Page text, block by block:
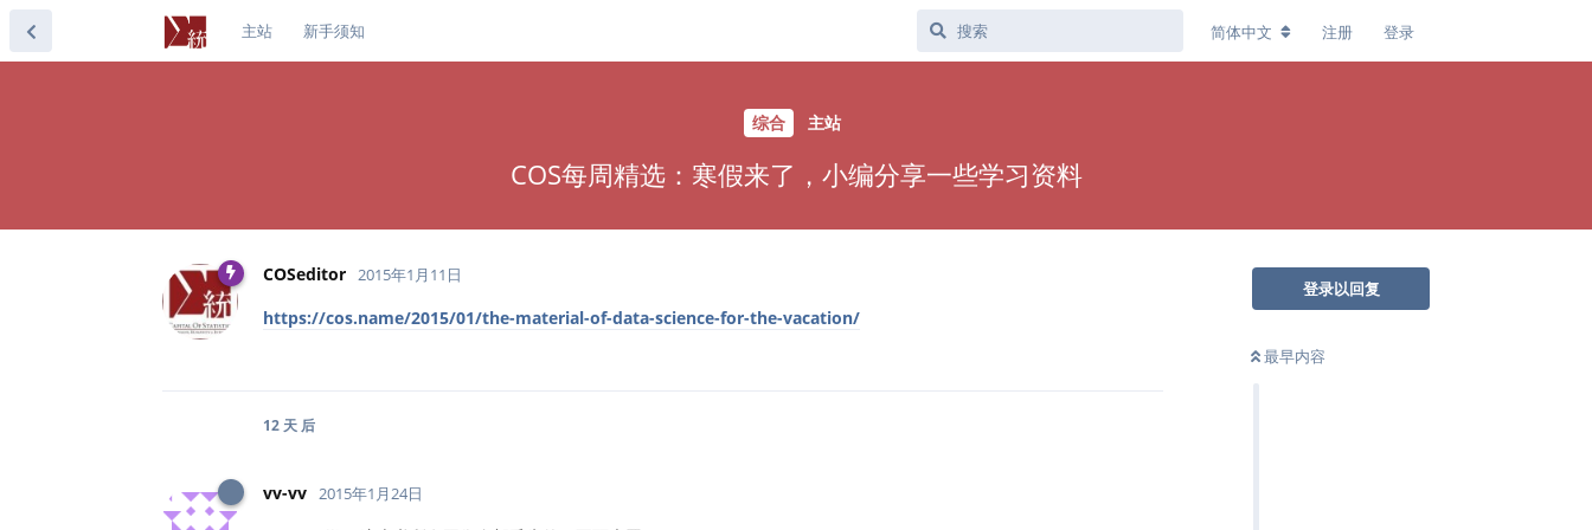
主站 新手须知 简体中文 注册 登录
综合 主站
COS每周精选：寒假来了，小编分享一些学习资料
登录以回复
最早内容
COSeditor 2015年1月11日
https://cos.name/2015/01/the-material-of-data-science-for-the-vacation/
12 天 后
vv-vv 2015年1月24日